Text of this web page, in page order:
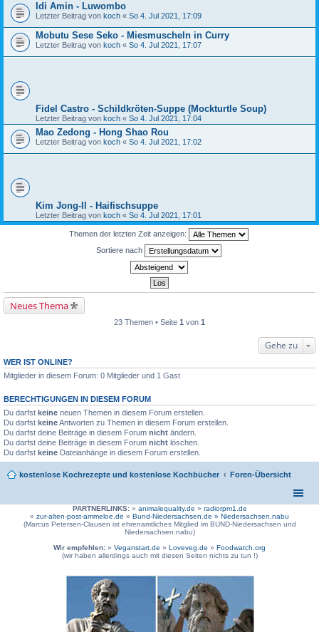
Idi Amin - Luwombo
Letzter Beitrag von koch « So 4. Jul 2021, 17:09
Mobutu Sese Seko - Miesmuscheln in Curry
Letzter Beitrag von koch « So 4. Jul 2021, 17:07
Fidel Castro - Schildkröten-Suppe (Mockturtle Soup)
Letzter Beitrag von koch « So 4. Jul 2021, 17:04
Mao Zedong - Hong Shao Rou
Letzter Beitrag von koch « So 4. Jul 2021, 17:02
Kim Jong-Il - Haifischsuppe
Letzter Beitrag von koch « So 4. Jul 2021, 17:01
Themen der letzten Zeit anzeigen:
Sortiere nach
Neues Thema
23 Themen • Seite 1 von 1
Gehe zu
WER IST ONLINE?
Mitglieder in diesem Forum: 0 Mitglieder und 1 Gast
BERECHTIGUNGEN IN DIESEM FORUM
Du darfst keine neuen Themen in diesem Forum erstellen.
Du darfst keineAntworten zu Themen in diesem Forum erstellen.
Du darfst deine Beiträge in diesem Forum nicht ändern.
Du darfst deine Beiträge in diesem Forum nicht löschen.
Du darfst keine Dateianhänge in diesem Forum erstellen.
kostenlose Kochrezepte und kostenlose Kochbücher Foren-Übersicht
PARTNERLINKS:» animalequality.de » radiorpm1.de
» zur-alten-post-ammeloe.de » Bund-Niedersachsen.de » Niedersachsen.nabu
(Marcus Petersen-Clausen ist ehrenamtliches Mitglied im BUND-Niedersachsen und
Niedersachsen.nabu)
Wir empfehlen: » Veganstart.de » Loveveg.de » Foodwatch.org
(wir haben allerdings auch mit diesen Seiten nichts zu tun !)